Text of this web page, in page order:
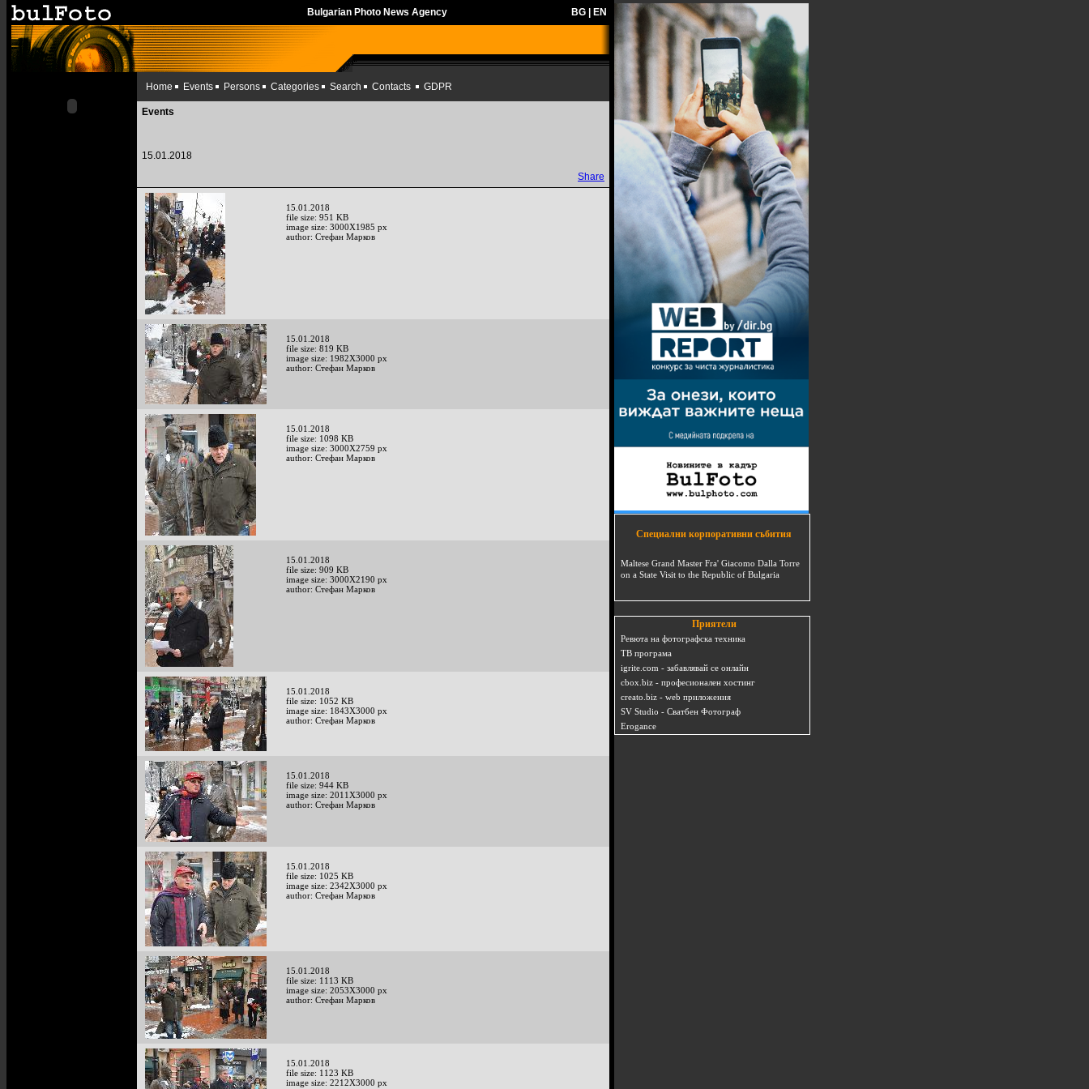
Bulgarian Photo News Agency BG EN
Home Events Persons Categories Search Contacts GDPR
Events
15.01.2018
Share
15.01.2018
file size: 951 KB
image size: 3000X1985 px
author: Стефан Марков
15.01.2018
file size: 819 KB
image size: 1982X3000 px
author: Стефан Марков
15.01.2018
file size: 1098 KB
image size: 3000X2759 px
author: Стефан Марков
15.01.2018
file size: 909 KB
image size: 3000X2190 px
author: Стефан Марков
15.01.2018
file size: 1052 KB
image size: 1843X3000 px
author: Стефан Марков
15.01.2018
file size: 944 KB
image size: 2011X3000 px
author: Стефан Марков
15.01.2018
file size: 1025 KB
image size: 2342X3000 px
author: Стефан Марков
15.01.2018
file size: 1113 KB
image size: 2053X3000 px
author: Стефан Марков
15.01.2018
file size: 1123 KB
image size: 2212X3000 px
Специални корпоративни събития
Maltese Grand Master Fra' Giacomo Dalla Torre
on a State Visit to the Republic of Bulgaria
Приятели
Ревюта на фотографска техника
ТВ програма
igrite.com - забавлявай се онлайн
cbox.biz - професионален хостинг
creato.biz - web приложения
SV Studio - Сватбен Фотограф
Erogance